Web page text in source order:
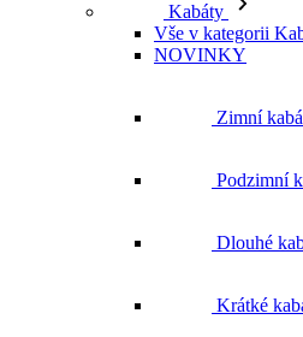
Kabáty
Vše v kategorii
NOVINKY
Zimní
Podzimní
Dlouhé
Krátké